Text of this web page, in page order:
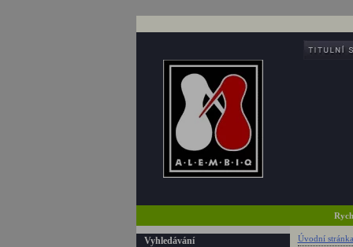
Vyhledávání Úvodní stránka